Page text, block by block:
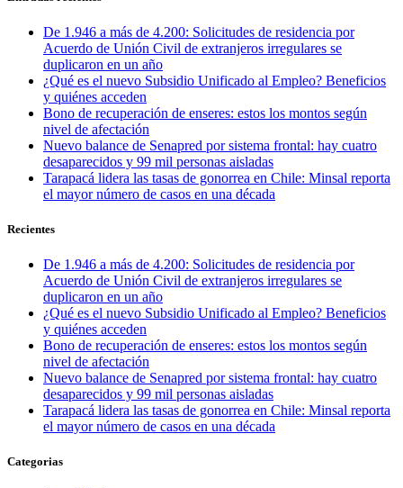
De 1.946 a más de 4.200: Solicitudes de residencia por
Acuerdo de Unión Civil de extranjeros irregulares se
duplicaron en un año
¿Qué es el nuevo Subsidio Unificado al Empleo? Beneficios
y quiénes acceden
Bono de recuperación de enseres: estos los montos según
nivel de afectación
Nuevo balance de Senapred por sistema frontal: hay cuatro
desaparecidos y 99 mil personas aisladas
Tarapacá lidera las tasas de gonorrea en Chile: Minsal reporta
el mayor número de casos en una década
Recientes
De 1.946 a más de 4.200: Solicitudes de residencia por
Acuerdo de Unión Civil de extranjeros irregulares se
duplicaron en un año
¿Qué es el nuevo Subsidio Unificado al Empleo? Beneficios
y quiénes acceden
Bono de recuperación de enseres: estos los montos según
nivel de afectación
Nuevo balance de Senapred por sistema frontal: hay cuatro
desaparecidos y 99 mil personas aisladas
Tarapacá lidera las tasas de gonorrea en Chile: Minsal reporta
el mayor número de casos en una década
Categorias